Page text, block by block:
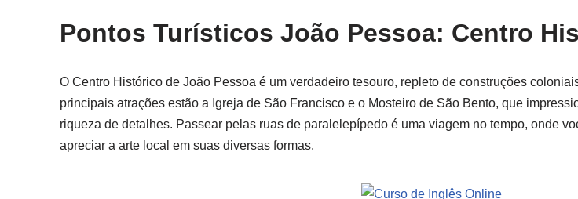
Pontos Turísticos João Pessoa: Centro
O Centro Histórico de João Pessoa é um verdadeiro tesouro, repleto de construções
principais atrações estão a Igreja de São Francisco e o Mosteiro de São Bento, que
riqueza de detalhes. Passear pelas ruas de paralelepípedo é uma viagem no tempo, onde
apreciar a arte local em suas diversas formas.